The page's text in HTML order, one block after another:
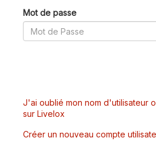
Mot de passe
J'ai oublié mon nom d'utilisateur
sur Livelox
Créer un nouveau compte